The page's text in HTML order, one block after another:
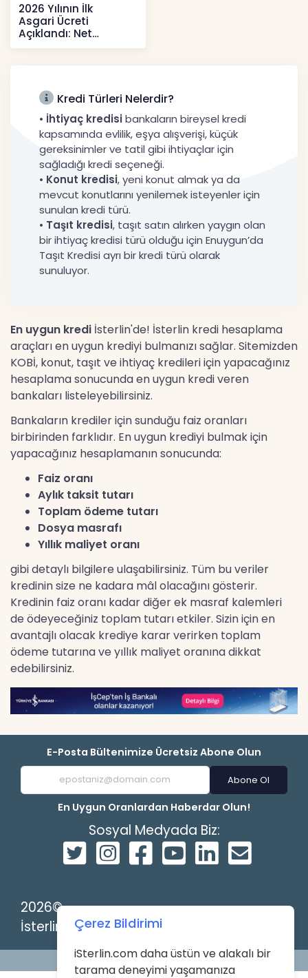
2026 Yılının İlk
Asgari Ücreti
Açıklandı: Net
52.738 TL, Ek Destek
Kredi Türleri Nelerdir?
• İhtiyaç kredisibankaların bireysel kredi
kapsamında evlilik, eşya alışverişi, küçük
gereksinimler ve tatil gibi ihtiyaçlar için
sağladığı kredi seçeneği.
• Konut kredisi, yeni konut almak ya da
mevcut konutlarını yenilemek isteyenler için
sunulan kredi türü.
• Taşıt kredisi, taşıt satın alırken yaygın olan
bir ihtiyaç kredisi türü olduğu için Enuygun’da
Taşıt Kredisi ayrı bir kredi türü olarak
sunuluyor.
En uygun kredi İsterlin'de! İsterlin kredi hesaplama
araçları en uygun krediyi bulmanızı sağlar. Sitemizden
KOBİ, konut, taşıt ve ihtiyaç kredileri için yapacağınız
hesaplama sonucunda en uygun kredi veren
bankaları listeleyebilirsiniz.
Bankaların krediler için sunduğu faiz oranları
birbirinden farklıdır. En uygun krediyi bulmak için
yapacağınız hesaplamanın sonucunda:
Faiz oranı
Aylık taksit tutarı
Toplam ödeme tutarı
Dosya masrafı
Yıllık maliyet oranı
gibi detaylı bilgilere ulaşabilirsiniz. Tüm bu veriler
kredinin size ne kadara mâl olacağını gösterir.
Kredinin faiz oranı kadar diğer ek masraf kalemleri
de ödeyeceğiniz toplam tutarı etkiler. Sizin için en
avantajlı olacak krediye karar verirken toplam
ödeme tutarına ve yıllık maliyet oranına dikkat
edebilirsiniz.
E-Posta Bültenimize Ücretsiz Abone Olun
Abone Ol
En Uygun Oranlardan Haberdar Olun!
Sosyal Medyada Biz:
2026©
İsterlin
Powered by
Çerez Bildirimi
iSterlin.com daha üstün ve alakalı bir
tarama deneyimi yaşamanıza